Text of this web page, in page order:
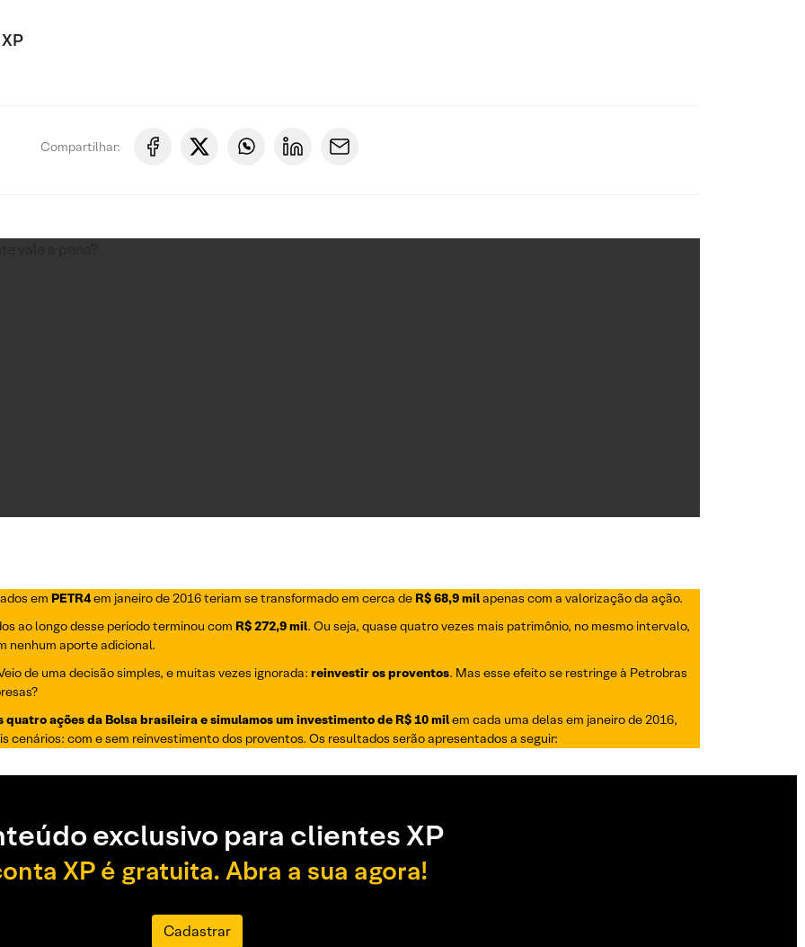
Compartilhar:
em PETR4em janeiro de 2016 teriam se transformado em cerca de R$ 68,9 milapenas com a valorização da ação.
ao longo desse período terminou com R$ 272,9 mil. Ou seja, quase quatro vezes mais patrimônio, no mesmo intervalo,
nenhum aporte adicional.
de uma decisão simples, e muitas vezes ignorada: reinvestir os proventos. Mas esse efeito se restringe à Petrobras
quatro ações da Bolsa brasileira e simulamos um investimento de R$ 10 milem cada uma delas em janeiro de 2016,
cenários: com e sem reinvestimento dos proventos. Os resultados serão apresentados a seguir:
exclusivo para clientes XP
XP é gratuita. Abra a sua agora!
Cadastrar